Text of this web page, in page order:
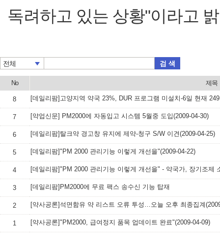
독려하고 있는 상황"이라고
전체 검 색
No 제목
8
7 [약업신문] PM2000에 자동입고 시스템 5월중 도입(2009-04-30)
6 [데일리팜]탈크약 경고창 유지에 제약-청구 S/W 이견(2009-04-25)
5 [데일리팜]"PM 2000 관리기능 이렇게 개선을"(2009-04-22)
4
3 [데일리팜]PM2000에 무료 팩스 송수신 기능 탑재
2 [약사공론]석면함유 약 리스트 오류 투성…오늘 오후 최종집계
1 [약사공론]"PM2000, 급여정지 품목 업데이트 완료"(2009-04-09)